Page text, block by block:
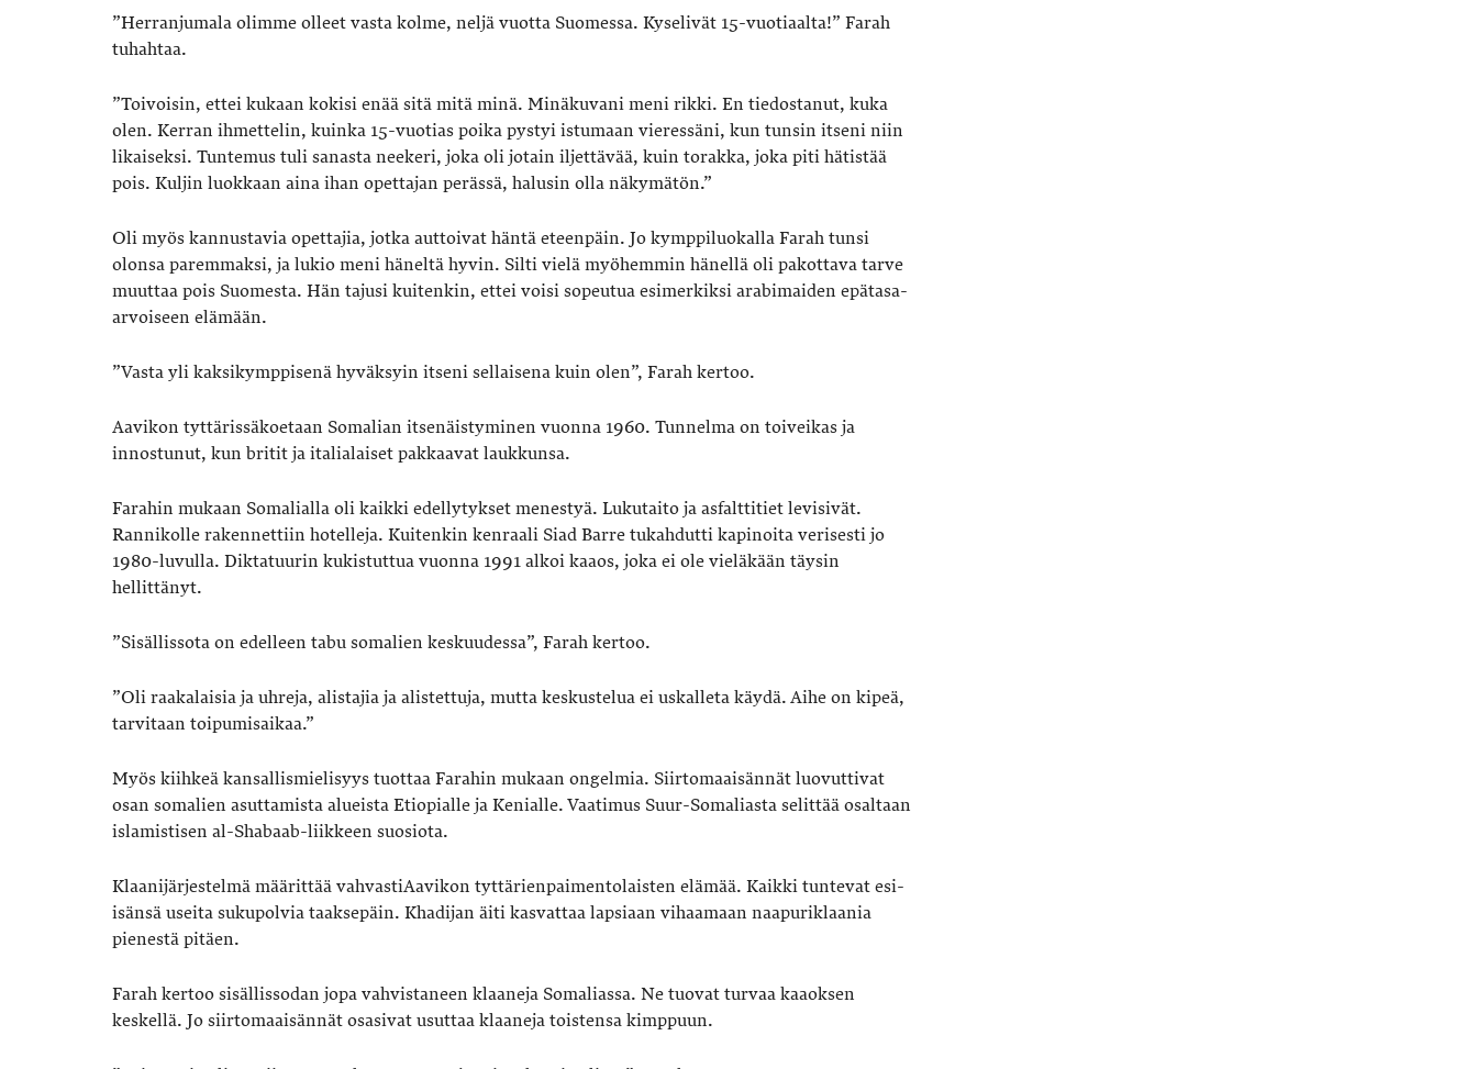
”Herranjumala olimme olleet vasta kolme, neljä vuotta Suomessa. Kyselivät 15-vuotiaalta!” Farah
tuhahtaa.
”Toivoisin, ettei kukaan kokisi enää sitä mitä minä. Minäkuvani meni rikki. En tiedostanut, kuka
olen. Kerran ihmettelin, kuinka 15-vuotias poika pystyi istumaan vieressäni, kun tunsin itseni niin
likaiseksi. Tuntemus tuli sanasta neekeri, joka oli jotain iljettävää, kuin torakka, joka piti hätistää
pois. Kuljin luokkaan aina ihan opettajan perässä, halusin olla näkymätön.”
Oli myös kannustavia opettajia, jotka auttoivat häntä eteenpäin. Jo kymppiluokalla Farah tunsi
olonsa paremmaksi, ja lukio meni häneltä hyvin. Silti vielä myöhemmin hänellä oli pakottava tarve
muuttaa pois Suomesta. Hän tajusi kuitenkin, ettei voisi sopeutua esimerkiksi arabimaiden epätasa-
arvoiseen elämään.
”Vasta yli kaksikymppisenä hyväksyin itseni sellaisena kuin olen”, Farah kertoo.
Aavikon tyttärissäkoetaan Somalian itsenäistyminen vuonna 1960. Tunnelma on toiveikas ja
innostunut, kun britit ja italialaiset pakkaavat laukkunsa.
Farahin mukaan Somalialla oli kaikki edellytykset menestyä. Lukutaito ja asfalttitiet levisivät.
Rannikolle rakennettiin hotelleja. Kuitenkin kenraali Siad Barre tukahdutti kapinoita verisesti jo
1980-luvulla. Diktatuurin kukistuttua vuonna 1991 alkoi kaaos, joka ei ole vieläkään täysin
hellittänyt.
”Sisällissota on edelleen tabu somalien keskuudessa”, Farah kertoo.
”Oli raakalaisia ja uhreja, alistajia ja alistettuja, mutta keskustelua ei uskalleta käydä. Aihe on kipeä,
tarvitaan toipumisaikaa.”
Myös kiihkeä kansallismielisyys tuottaa Farahin mukaan ongelmia. Siirtomaaisännät luovuttivat
osan somalien asuttamista alueista Etiopialle ja Kenialle. Vaatimus Suur-Somaliasta selittää osaltaan
islamistisen al-Shabaab-liikkeen suosiota.
Klaanijärjestelmä määrittää vahvastiAavikon tyttärienpaimentolaisten elämää. Kaikki tuntevat esi-
isänsä useita sukupolvia taaksepäin. Khadijan äiti kasvattaa lapsiaan vihaamaan naapuriklaania
pienestä pitäen.
Farah kertoo sisällissodan jopa vahvistaneen klaaneja Somaliassa. Ne tuovat turvaa kaaoksen
keskellä. Jo siirtomaaisännät osasivat usuttaa klaaneja toistensa kimppuun.